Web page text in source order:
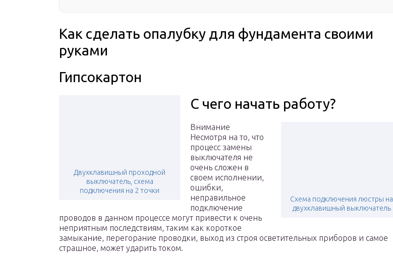
Как сделать опалубку для фундамента своими
руками
Гипсокартон
Двухклавишный проходной
выключатель, схема
подключения на 2 точки
С чего начать работу?
Схема подключения люстры на
двухклавишный выключатель
Внимание
Несмотря на то, что
процесс замены
выключателя не
очень сложен в
своем исполнении,
ошибки,
неправильное
подключение
проводов в данном процессе могут привести к очень
неприятным последствиям, таким как короткое
замыкание, перегорание проводки, выход из строя осветительных приборов и самое
страшное, может ударить током.